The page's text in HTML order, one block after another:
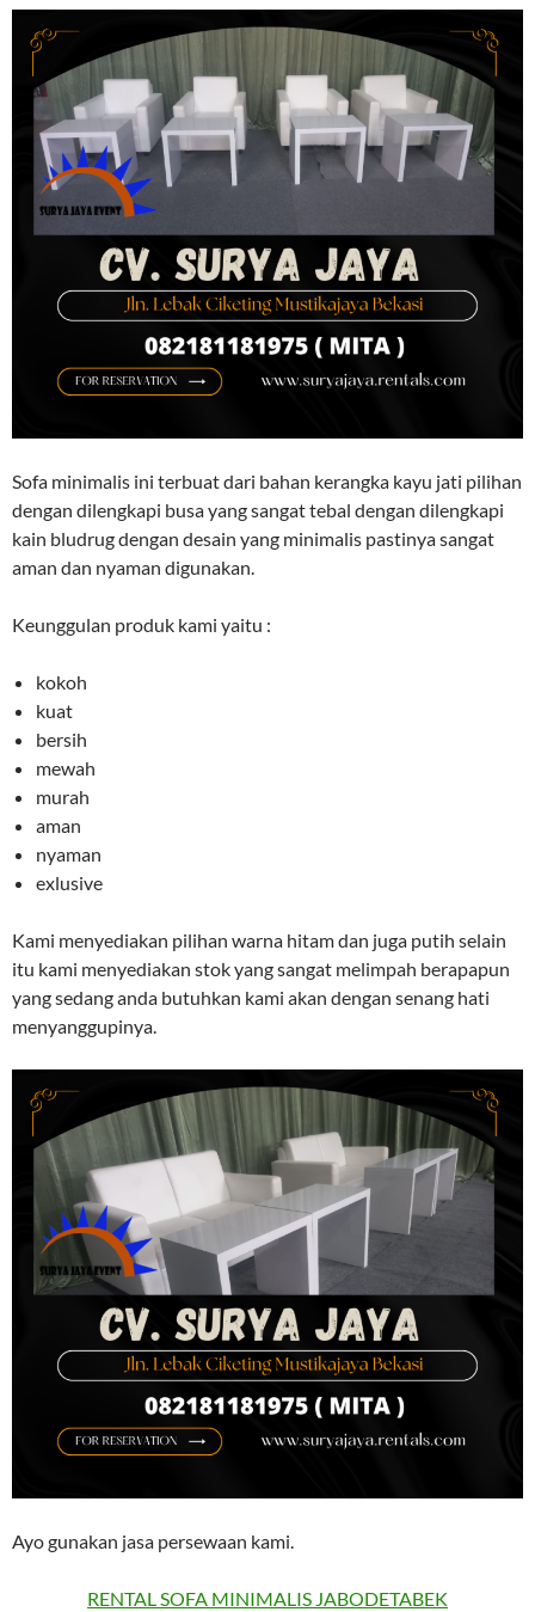
Sofa minimalis ini terbuat dari bahan kerangka kayu jati pilihan
dengan dilengkapi busa yang sangat tebal dengan dilengkapi
kain bludrug dengan desain yang minimalis pastinya sangat
aman dan nyaman digunakan.
Keunggulan produk kami yaitu :
kokoh
kuat
bersih
mewah
murah
aman
nyaman
exlusive
Kami menyediakan pilihan warna hitam dan juga putih selain
itu kami menyediakan stok yang sangat melimpah berapapun
yang sedang anda butuhkan kami akan dengan senang hati
menyanggupinya.
Ayo gunakan jasa persewaan kami.
RENTAL SOFA MINIMALIS JABODETABEK